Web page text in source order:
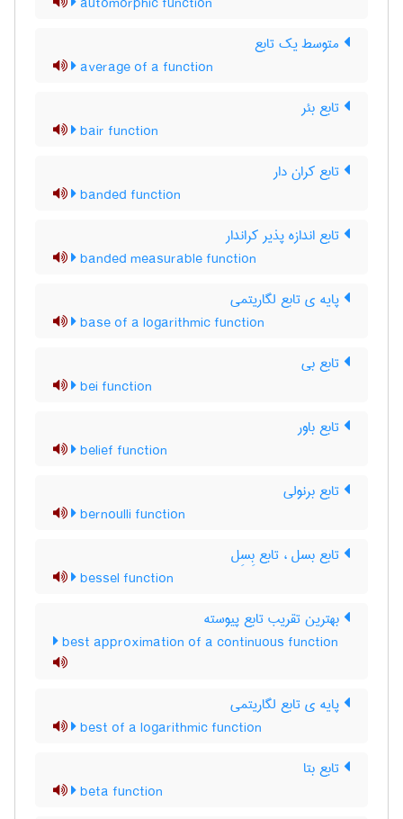
متوسط یک تابع
average of a function
تابع بئر
bair function
تابع کران دار
banded function
تابع اندازه پذیر کراندار
banded measurable function
پایه ی تابع لگاریتمی
base of a logarithmic function
تابع بی
bei function
تابع باور
belief function
تابع برنولی
bernoulli function
تابع بسل ، تابع بِسِل
bessel function
بهترین تقریب تابع پیوسته
best approximation of a continuous function
پایه ی تابع لگاریتمی
best of a logarithmic function
تابع بتا
beta function